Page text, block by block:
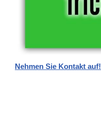
Nehmen Sie Kontakt auf!